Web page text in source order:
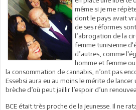
même si je me
dont le pays avait
de ses réformes
l’abrogation de la
femme tunisienne
d’autres, comme
homme et femme
la consommation de cannabis, n’ont pas
Essebsi aura eu au moins le mérite de
brèche d’où peut jaillir l’espoir d’un
BCE était très proche de la jeunesse. Il ne